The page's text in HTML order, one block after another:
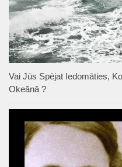
Vai Jūs Spējat Iedomāties,
Okeānā ?